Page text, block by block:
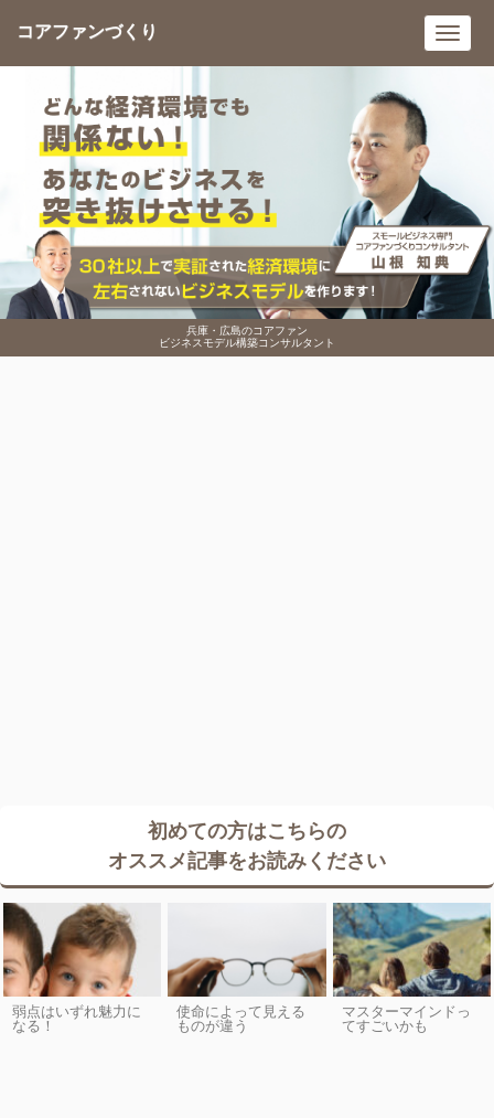
兵庫・広島のコアファン
ビジネスモデル構築コンサルタント
コアファンづくり
初めての方はこちらの
オススメ記事をお読みください
弱点はいずれ魅力に
なる！
使命によって見える
ものが違う
マスターマインドっ
てすごいかも